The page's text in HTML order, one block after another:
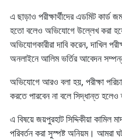
এ ছাড়াও পরীক্ষার্থীদের এডমিট
হতো বলেও অভিযোগে উল্লেখ করা
অভিযোগকারীরা দাবি করেন, দাখিল
অনলাইনে আলিম ভর্তির আবেদন সম্পন্ন
অভিযোগে আরও বলা হয়, পরীক্ষা
করতে পারবেন না বলে সিদ্ধান্ত হলেও
এ বিষয়ে জয়পুরহাট সিদ্দিকীয়া কামিল
পরিবর্তন করা সুস্পষ্ট অনিয়ম। আমরা